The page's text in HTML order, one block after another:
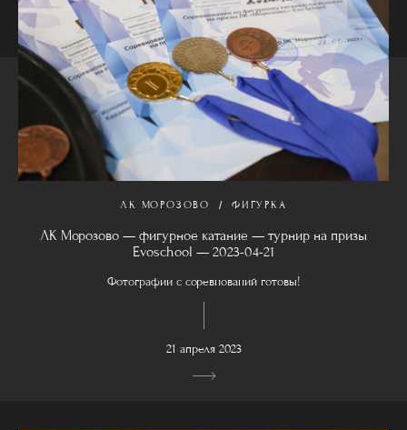
ЛК МОРОЗОВО ФИГУРКА
ЛК Морозово — фигурное катание — турнир на призы
Evoschool — 2023-04-21
Фотографии с соревнований готовы!
21 апреля 2023